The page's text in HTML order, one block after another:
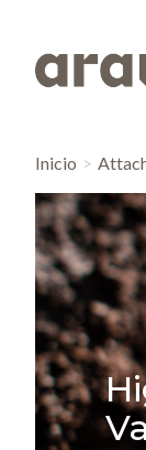
Inicio